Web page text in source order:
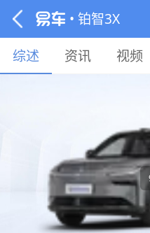
• 铂智3X
综述 资讯 视频